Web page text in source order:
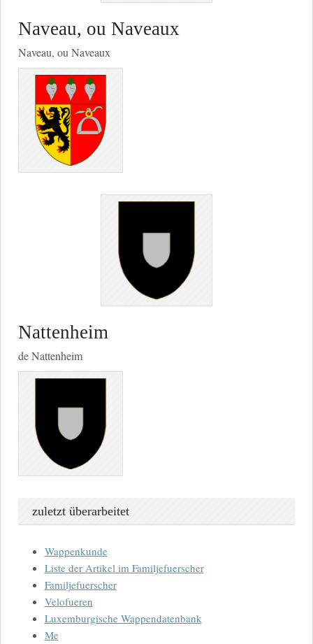
Naveau, ou Naveaux
Naveau, ou Naveaux
Nattenheim
de Nattenheim
zuletzt überarbeitet
Wappenkunde
Liste der Artikel im Familjefuerscher
Familjefuerscher
Velofueren
Luxemburgische Wappendatenbank
Me